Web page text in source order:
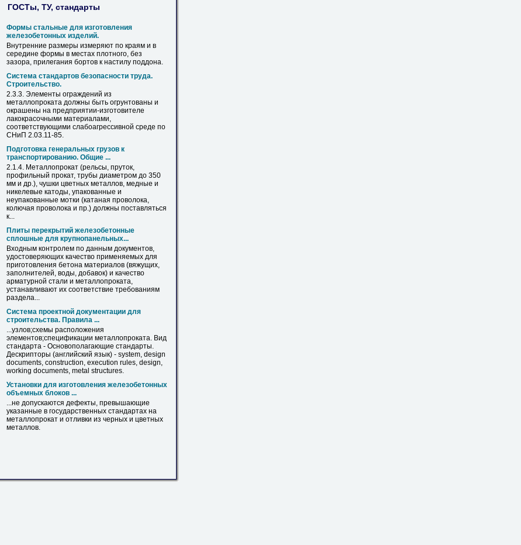
ГОСТы, ТУ, стандарты
Формы стальные для изготовления
железобетонных изделий.
Внутренние размеры измеряют по краям и в
середине формы в местах плотного, без
зазора, прилегания бортов к настилу поддона.
Система стандартов безопасности труда.
Строительство.
2.3.3. Элементы ограждений из
металлопроката должны быть огрунтованы и
окрашены на предприятии-изготовителе
лакокрасочными материалами,
соответствующими слабоагрессивной среде по
СНиП 2.03.11-85.
Подготовка генеральных грузов к
транспортированию. Общие ...
2.1.4. Металлопрокат (рельсы, пруток,
профильный прокат, трубы диаметром до 350
мм и др.), чушки цветных металлов, медные и
никелевые катоды, упакованные и
неупакованные мотки (катаная проволока,
колючая проволока и пр.) должны поставляться
к...
Плиты перекрытий железобетонные
сплошные для крупнопанельных...
Входным контролем по данным документов,
удостоверяющих качество применяемых для
приготовления бетона материалов (вяжущих,
заполнителей, воды, добавок) и качество
арматурной стали и металлопроката,
устанавливают их соответствие требованиям
раздела...
Система проектной документации для
строительства. Правила ...
...узлов;схемы расположения
элементов;спецификации металлопроката. Вид
стандарта - Основополагающие стандарты.
Дескрипторы (английский язык) - system, design
documents, construction, execution rules, design,
working documents, metal structures.
Установки для изготовления железобетонных
объемных блоков ...
...не допускаются дефекты, превышающие
указанные в государственных стандартах на
металлопрокат и отливки из черных и цветных
металлов.